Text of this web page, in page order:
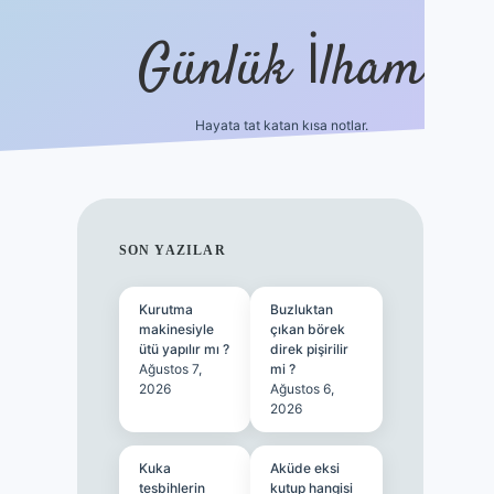
Günlük İlham
Hayata tat katan kısa notlar.
SIDEBAR
SON YAZILAR
Kurutma
makinesiyle
ütü yapılır mı ?
Ağustos 7,
2026
Buzluktan
çıkan börek
direk pişirilir
mi ?
Ağustos 6,
2026
Kuka
tesbihlerin
Aküde eksi
kutup hangisi
betci giriş